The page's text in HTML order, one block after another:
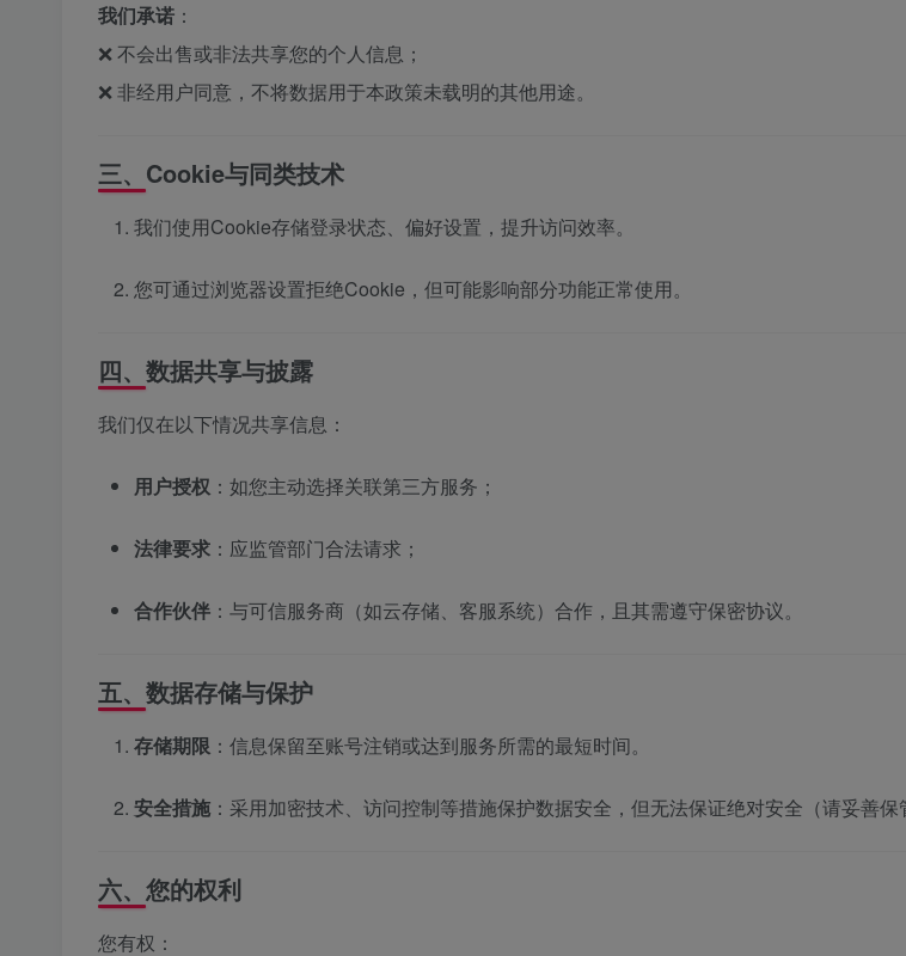
我们承诺 ：
❌ 不会出售或非法共享您的个人信息；
❌ 非经用户同意，不将数据用于本政策未载明的其他用途。
三、Cookie与同类技术
我们使用Cookie存储登录状态、偏好设置，提升访问效率。
您可通过浏览器设置拒绝Cookie，但可能影响部分功能正常使用。
四、数据共享与披露
我们仅在以下情况共享信息：
用户授权 ：如您主动选择关联第三方服务；
法律要求 ：应监管部门合法请求；
合作伙伴 ：与可信服务商（如云存储、客服系统）合作，且其需遵守保密协议。
五、数据存储与保护
存储期限 ：信息保留至账号注销或达到服务所需的最短时间。
安全措施 ：采用加密技术、访问控制等措施保护数据安全，但无法保证绝对安全（请妥善保
六、您的权利
您有权：